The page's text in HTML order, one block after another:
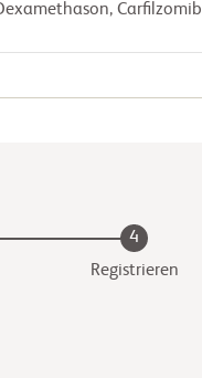
Carfilzomib
4
Registrieren